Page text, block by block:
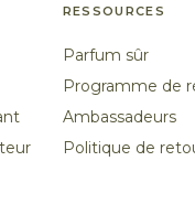
RESSOURCES
Parfum sûr
Programme de
Ambassadeurs
Politique de